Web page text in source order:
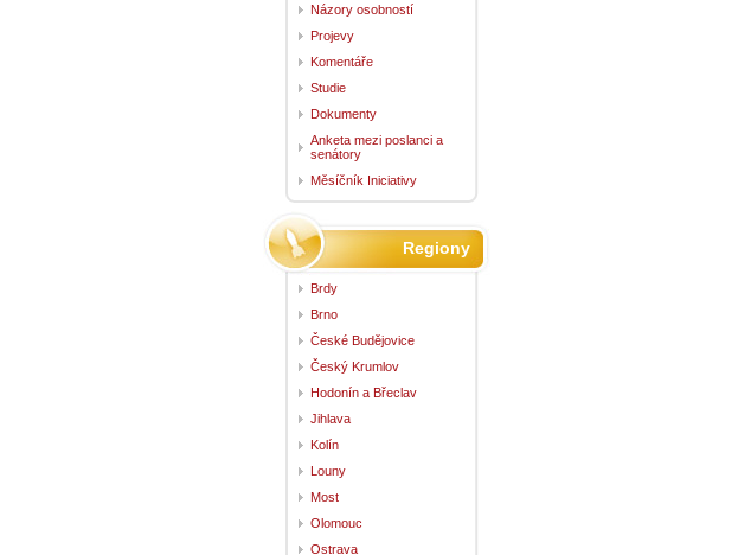
Názory osobností
Projevy
Komentáře
Studie
Dokumenty
Anketa mezi poslanci a
senátory
Měsíčník Iniciativy
Regiony
Brdy
Brno
České Budějovice
Český Krumlov
Hodonín a Břeclav
Jihlava
Kolín
Louny
Most
Olomouc
Ostrava